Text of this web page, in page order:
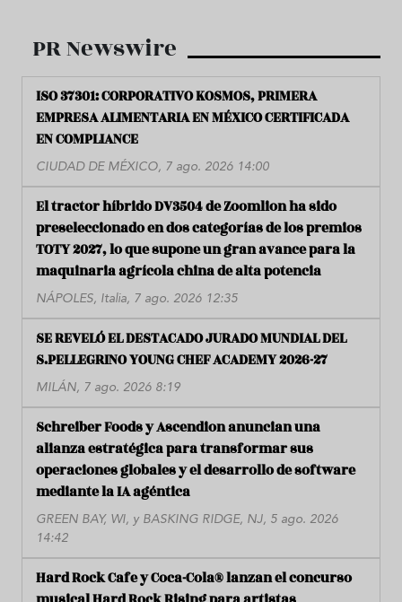
PR Newswire
ISO 37301: CORPORATIVO KOSMOS, PRIMERA
EMPRESA ALIMENTARIA EN MÉXICO CERTIFICADA
EN COMPLIANCE
CIUDAD DE MÉXICO, 7 ago. 2026 14:00
El tractor híbrido DV3504 de Zoomlion ha sido
preseleccionado en dos categorías de los premios
TOTY 2027, lo que supone un gran avance para la
maquinaria agrícola china de alta potencia
NÁPOLES, Italia, 7 ago. 2026 12:35
SE REVELÓ EL DESTACADO JURADO MUNDIAL DEL
S.PELLEGRINO YOUNG CHEF ACADEMY 2026-27
MILÁN, 7 ago. 2026 8:19
Schreiber Foods y Ascendion anuncian una
alianza estratégica para transformar sus
operaciones globales y el desarrollo de software
mediante la IA agéntica
GREEN BAY, WI, y BASKING RIDGE, NJ, 5 ago. 2026
14:42
Hard Rock Cafe y Coca-Cola® lanzan el concurso